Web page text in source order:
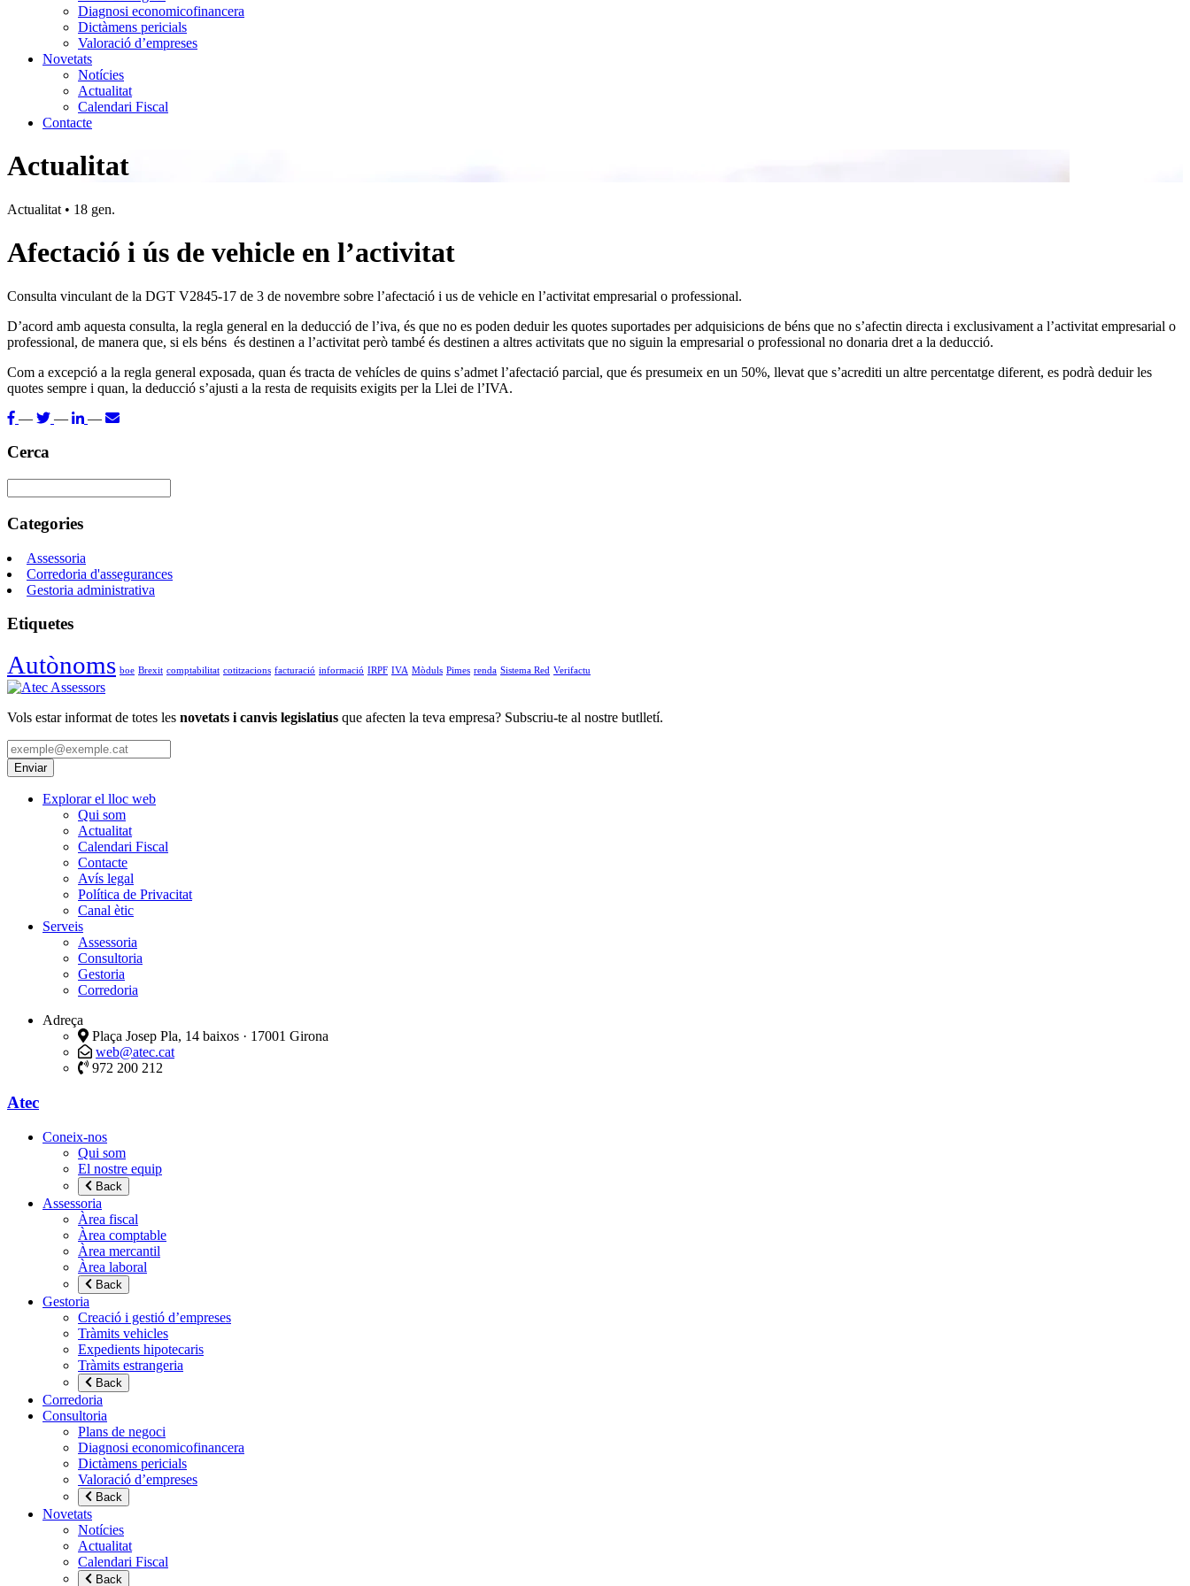
Diagnosi economicofinancera
Dictàmens pericials
Valoració d’empreses
Novetats
Notícies
Actualitat
Calendari Fiscal
Contacte
Actualitat
Actualitat • 18 gen.
Afectació i ús de vehicle en l’activitat
Consulta vinculant de la DGT V2845-17 de 3 de novembre sobre l’afectació i us de vehicle en l’activitat empresarial o professional.
D’acord amb aquesta consulta, la regla general en la deducció de l’iva, és que no es poden deduir les quotes suportades per adquisicions de béns que no s’afectin directa i exclusivament a l’activitat empresarial o
professional, de manera que, si els béns és destinen a l’activitat però també és destinen a altres activitats que no siguin la empresarial o professional no donaria dret a la deducció.
Com a excepció a la regla general exposada, quan és tracta de vehícles de quins s’admet l’afectació parcial, que és presumeix en un 50%, llevat que s’acrediti un altre percentatge diferent, es podrà deduir les
quotes sempre i quan, la deducció s’ajusti a la resta de requisits exigits per la Llei de l’IVA.
—
— —
Cerca
Categories
Assessoria
Corredoria d'assegurances
Gestoria administrativa
Etiquetes
Autònoms boe Brexit comptabilitat cotitzacions facturació informació IRPF IVA Mòduls Pimes renda Sistema Red Verifactu
Vols estar informat de totes les novetats i canvis legislatius que afecten la teva empresa? Subscriu-te al nostre butlletí.
Explorar el lloc web
Qui som
Actualitat
Calendari Fiscal
Contacte
Avís legal
Política de Privacitat
Canal ètic
Serveis
Assessoria
Consultoria
Gestoria
Corredoria
Adreça
Plaça Josep Pla, 14 baixos · 17001 Girona
web@atec.cat
972 200 212
Atec
Coneix-nos
Qui som
El nostre equip
Back
Assessoria
Àrea fiscal
Àrea comptable
Àrea mercantil
Àrea laboral
Back
Gestoria
Creació i gestió d’empreses
Tràmits vehicles
Expedients hipotecaris
Tràmits estrangeria
Back
Corredoria
Consultoria
Plans de negoci
Diagnosi economicofinancera
Dictàmens pericials
Valoració d’empreses
Back
Novetats
Notícies
Actualitat
Calendari Fiscal
Back